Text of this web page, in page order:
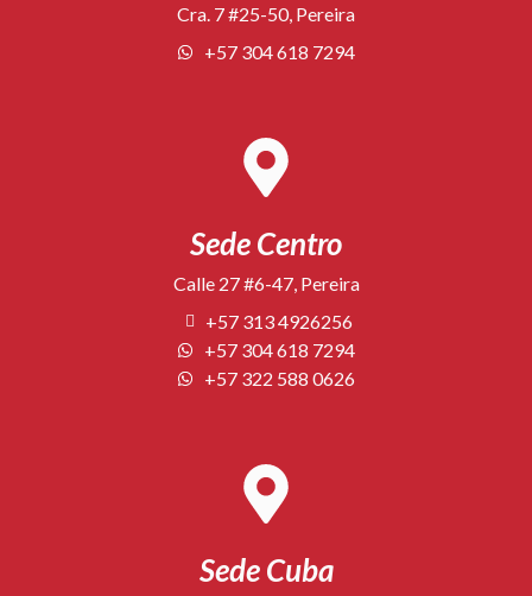
Cra. 7 #25-50, Pereira
+57 304 618 7294
Sede Centro
Calle 27 #6-47, Pereira
+57 313 4926256
+57 304 618 7294
+57 322 588 0626
Sede Cuba